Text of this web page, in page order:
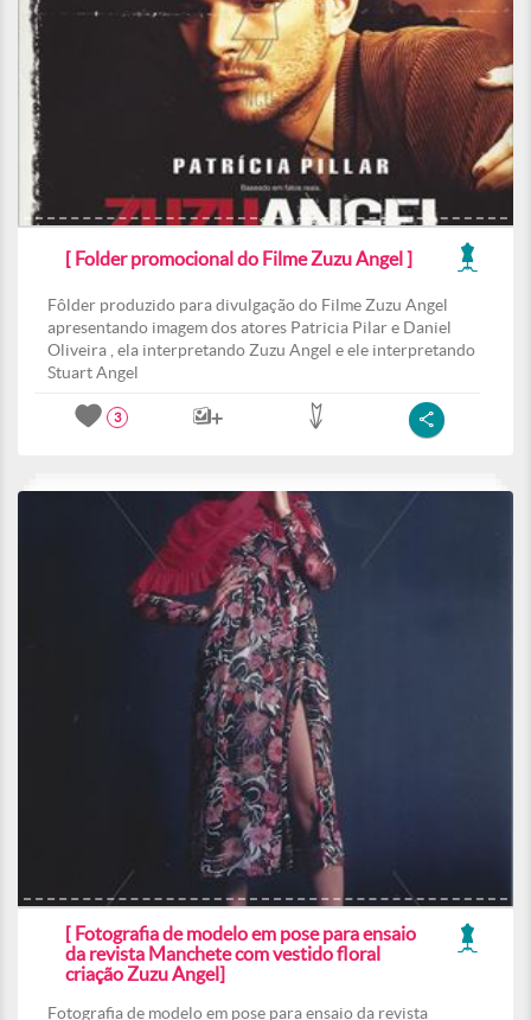
[ Folder promocional do Filme Zuzu Angel ]
Fôlder produzido para divulgação do Filme Zuzu Angel
apresentando imagem dos atores Patricia Pilar e Daniel
Oliveira , ela interpretando Zuzu Angel e ele interpretando
Stuart Angel
3
[ Fotografia de modelo em pose para ensaio
da revista Manchete com vestido floral
criação Zuzu Angel]
Fotografia de modelo em pose para ensaio da revista